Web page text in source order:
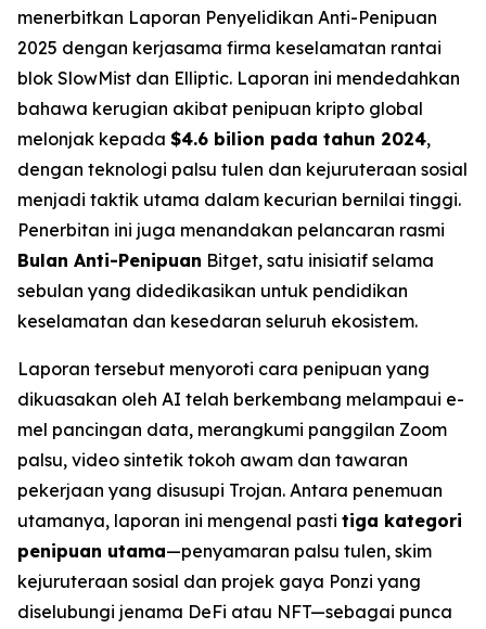
menerbitkan Laporan Penyelidikan Anti-Penipuan
2025 dengan kerjasama firma keselamatan rantai
blok SlowMist dan Elliptic. Laporan ini mendedahkan
bahawa kerugian akibat penipuan kripto global
melonjak kepada $4.6 bilion pada tahun 2024,
dengan teknologi palsu tulen dan kejuruteraan sosial
menjadi taktik utama dalam kecurian bernilai tinggi.
Penerbitan ini juga menandakan pelancaran rasmi
Bulan Anti-Penipuan Bitget, satu inisiatif selama
sebulan yang didedikasikan untuk pendidikan
keselamatan dan kesedaran seluruh ekosistem.
Laporan tersebut menyoroti cara penipuan yang
dikuasakan oleh AI telah berkembang melampaui e-
mel pancingan data, merangkumi panggilan Zoom
palsu, video sintetik tokoh awam dan tawaran
pekerjaan yang disusupi Trojan. Antara penemuan
utamanya, laporan ini mengenal pasti tiga kategori
penipuan utama—penyamaran palsu tulen, skim
kejuruteraan sosial dan projek gaya Ponzi yang
diselubungi jenama DeFi atau NFT—sebagai punca